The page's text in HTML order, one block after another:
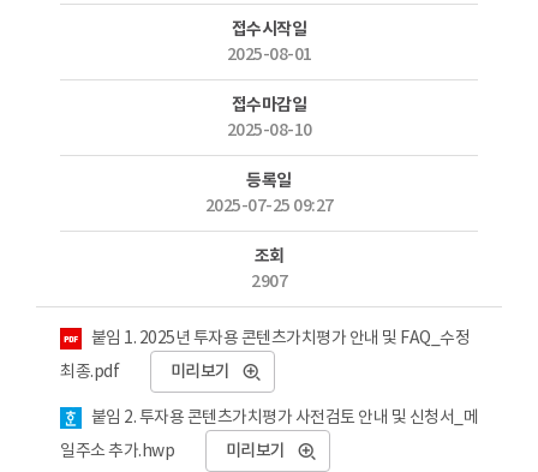
접수시작일
2025-08-01
접수마감일
2025-08-10
등록일
2025-07-25 09:27
조회
2907
붙임 1. 2025년 투자용 콘텐츠가치평가 안내 및 FAQ_수정
최종.pdf
미리보기
붙임 2. 투자용 콘텐츠가치평가 사전검토 안내 및 신청서_메
일주소 추가.hwp
미리보기